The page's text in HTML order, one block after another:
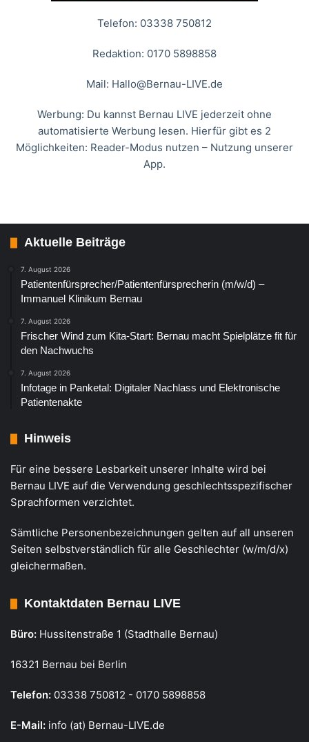
Telefon: 03338 750812
Redaktion: 0170 5898858
Mail: Hallo@Bernau-LIVE.de
Werbung: Du kannst Bernau LIVE jederzeit ohne
automatisierte Werbung lesen. Hierfür gibt es 2
Möglichkeiten: Reader-Modus nutzen – Nutzung unserer
App.
Aktuelle Beiträge
7. August 2026
Patientenfürsprecher/Patientenfürsprecherin (m/w/d) –
Immanuel Klinikum Bernau
7. August 2026
Frischer Wind zum Kita-Start: Bernau macht Spielplätze fit für
den Nachwuchs
7. August 2026
Infotage in Panketal: Digitaler Nachlass und Elektronische
Patientenakte
Hinweis
Für eine bessere Lesbarkeit unserer Inhalte wird bei
Bernau LIVE auf die Verwendung geschlechtsspezifischer
Sprachformen verzichtet.
Sämtliche Personenbezeichnungen gelten auf all unseren
Seiten selbstverständlich für alle Geschlechter (w/m/d/x)
gleichermaßen.
Kontaktdaten Bernau LIVE
Büro: Hussitenstraße 1 (Stadthalle Bernau)
16321 Bernau bei Berlin
Telefon: 03338 750812 - 0170 5898858
E-Mail: info (at) Bernau-LIVE.de